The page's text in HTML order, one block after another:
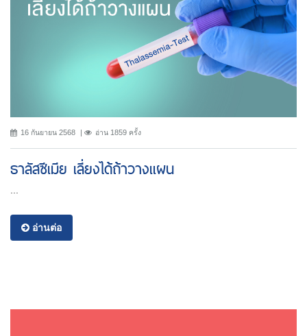
16 กันยายน 2568 อ่าน 1859 ครั้ง
ธาลัสซีเมีย เลี่ยงได้ถ้าวางแผน
อ่านต่อ